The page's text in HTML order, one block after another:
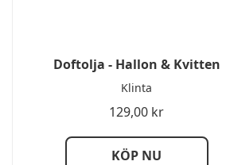
Doftolja - Hallon & Kvitten
Klinta
129,00 kr
KÖP NU